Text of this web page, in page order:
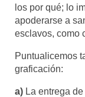
los por qué; lo
apoderarse a
esclavos, como
Puntualicemos
graficación:
a) La entrega